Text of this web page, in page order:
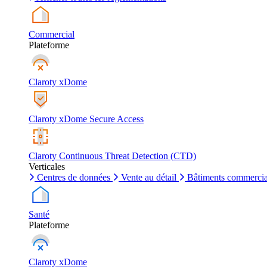
Commercial
Plateforme
Claroty xDome
Claroty xDome Secure Access
Claroty Continuous Threat Detection (CTD)
Verticales
Centres de données
Vente au détail Bâtiments
Santé
Plateforme
Claroty xDome